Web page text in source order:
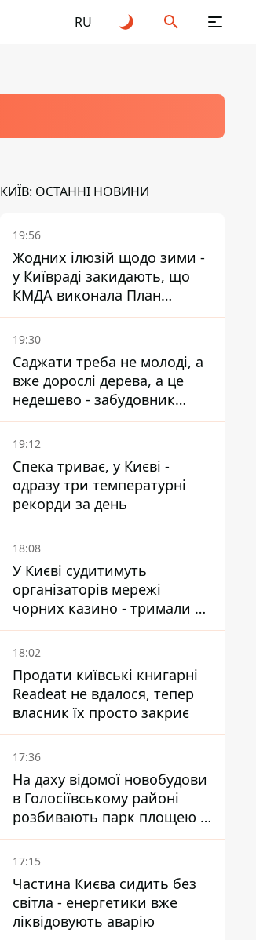
RU
КИЇВ: ОСТАННІ НОВИНИ
19:56
Жодних ілюзій щодо зими -
у Київраді закидають, що
КМДА виконала План
стійкості на 20%
19:30
Саджати треба не молоді, а
вже дорослі дерева, а це
недешево - забудовник
Ніконов
19:12
Спека триває, у Києві -
одразу три температурні
рекорди за день
18:08
У Києві судитимуть
організаторів мережі
чорних казино - тримали 39
закладів
18:02
Продати київські книгарні
Readeat не вдалося, тепер
власник їх просто закриє
17:36
На даху відомої новобудови
в Голосіївському районі
розбивають парк площею в
гектар
17:15
Частина Києва сидить без
світла - енергетики вже
ліквідовують аварію